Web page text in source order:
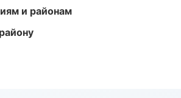
и районам